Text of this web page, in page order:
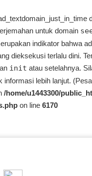
untuk domain
indikator bahwa
dieksekusi terlalu dini.
init atau setelahnya.
informasi lebih lanjut.
/home/u1443300/
on line 6170